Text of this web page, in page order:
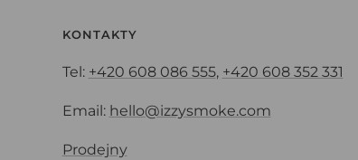
KONTAKTY
Tel: +420 608 086 555, +420 608 352 331
Email: hello@izzysmoke.com
Prodejny